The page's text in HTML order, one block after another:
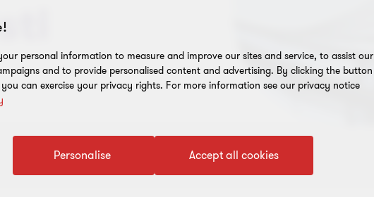
personal information to measure and improve our sites and service, to assist our
and to provide personalised content and advertising. By clicking the button
can exercise your privacy rights. For more information see our privacy notice
Accept all cookies
Personalise